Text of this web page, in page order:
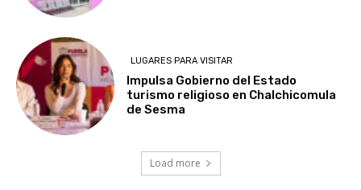
LUGARES PARA VISITAR
Impulsa Gobierno del Estado
turismo religioso en Chalchicomula
de Sesma
Load more